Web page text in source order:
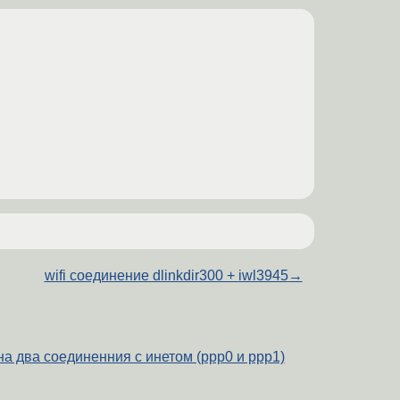
wifi соединение dlinkdir300 + iwl3945→
два соединенния с инетом (ppp0 и ppp1)